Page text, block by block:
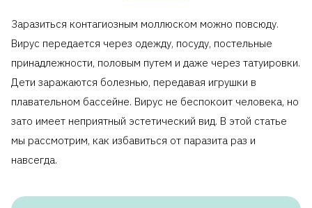
Заразиться контагиозным моллюском можно повсюду.
Вирус передается через одежду, посуду, постельные
принадлежности, половым путем и даже через татуировки.
Дети заражаются болезнью, передавая игрушки в
плавательном бассейне. Вирус не беспокоит человека, но
зато имеет неприятный эстетический вид. В этой статье
мы рассмотрим, как избавиться от паразита раз и
навсегда.